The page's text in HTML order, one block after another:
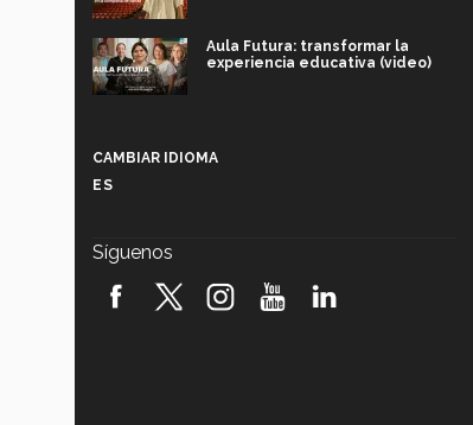
Aula Futura: transformar la
experiencia educativa (video)
robótica FIRST 2026! (video)
CAMBIAR IDIOMA
ES
Síguenos